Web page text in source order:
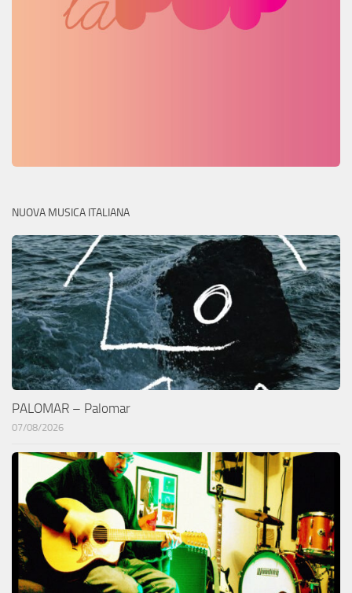
NUOVA MUSICA ITALIANA
PALOMAR – Palomar
07/08/2026